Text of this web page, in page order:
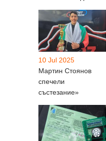
10 Jul 2025
Мартин Стоянов
спечели
състезание»